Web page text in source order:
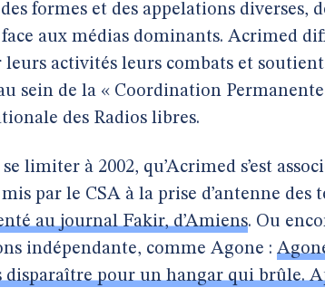
formes et des appelations diverses,
aux médias dominants. Acrimed
activités leurs combats et
sein de la « Coordination
des Radios libres.
limiter à 2002, qu’Acrimed s’est
par le CSA à la prise d’antenne des
au journal Fakir, d’Amiens. Ou
indépendante, comme Agone :
disparaître pour un hangar qui brûle.